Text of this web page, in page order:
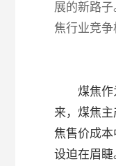
展的新路
焦行业竞争
煤焦
来，煤焦
焦售价成
设迫在眉睫